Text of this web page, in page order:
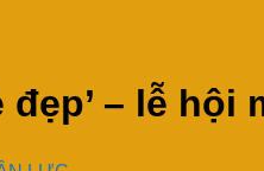
– lễ